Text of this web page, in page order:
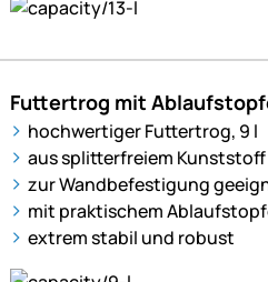
Futtertrog mit
hochwertiger Futtertrog, 9 l
aus splitterfreiem Kunststoff
zur Wandbefestigung
mit praktischem
extrem stabil und robust